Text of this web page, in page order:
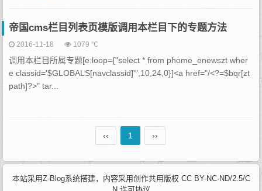
的...
帝国cms栏目列表页模版调用本栏目下的专题方法
2016-11-18 1079 ℃
调用本栏目所属专题[e:loop={"select * from phome_enewszt wher
e classid='$GLOBALS[navclassid]'",10,24,0}]<a href="/<?=$bqr[zt
path]?>" tar...
‹‹ 1 ››
本站采用Z-Blog系统搭建，内容采用创作共用版权 CC BY-NC-ND/2.5/C